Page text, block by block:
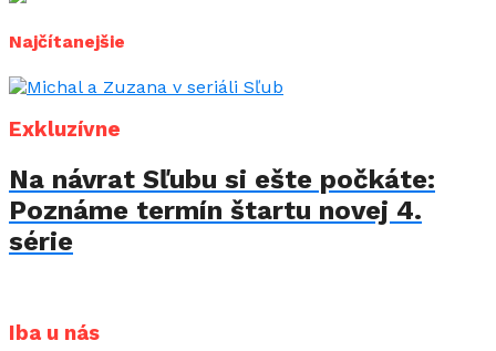
Najčítanejšie
Exkluzívne
Na návrat Sľubu si ešte počkáte:
Poznáme termín štartu novej 4.
série
Iba u nás